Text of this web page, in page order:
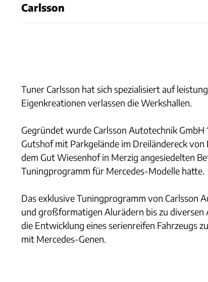
Carlsson
Tuner Carlsson hat sich spezialisiert auf
Eigenkreationen verlassen die Werkshallen.
Gegründet wurde Carlsson Autotechnik
Gutshof mit Parkgelände im Dreiländereck
dem Gut Wiesenhof in Merzig angesiedelten
Tuningprogramm für Mercedes-Modelle hatte.
Das exklusive Tuningprogramm von
und großformatigen Alurädern bis zu diversen
die Entwicklung eines serienreifen Fahrzeugs
mit Mercedes-Genen.